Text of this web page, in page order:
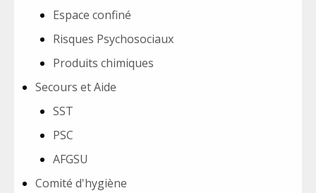
Espace confiné
Risques Psychosociaux
Produits chimiques
Secours et Aide
SST
PSC
AFGSU
Comité d'hygiène